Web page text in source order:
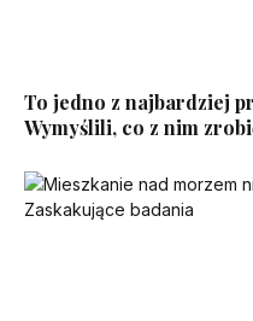
To jedno z najbardziej
Wymyślili, co z nim